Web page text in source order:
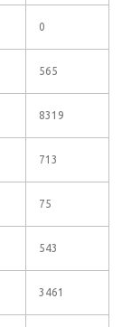
0
565
8319
713
75
543
3461